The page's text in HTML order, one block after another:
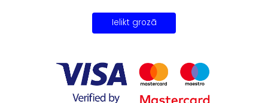
Ielikt grozā